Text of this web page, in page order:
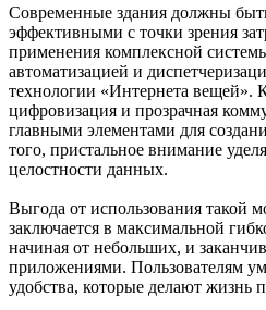
Современные здания должны
эффективными с точки зрения
применения комплексной
автоматизацией и
технологии «Интернета вещей».
цифровизация и прозрачная
главными элементами для
того, пристальное внимание
целостности данных.
Выгода от использования такой
заключается в максимальной
начиная от небольших, и
приложениями. Пользователям
удобства, которые делают жизнь